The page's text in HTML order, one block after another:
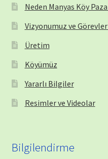
Neden Manyas Köy
Vizyonumuz ve
Üretim
Köyümüz
Yararlı Bilgiler
Resimler ve Videolar
Bilgilendirme